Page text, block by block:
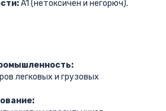
A1 (нетоксичен и негорюч).
легковых и грузовых